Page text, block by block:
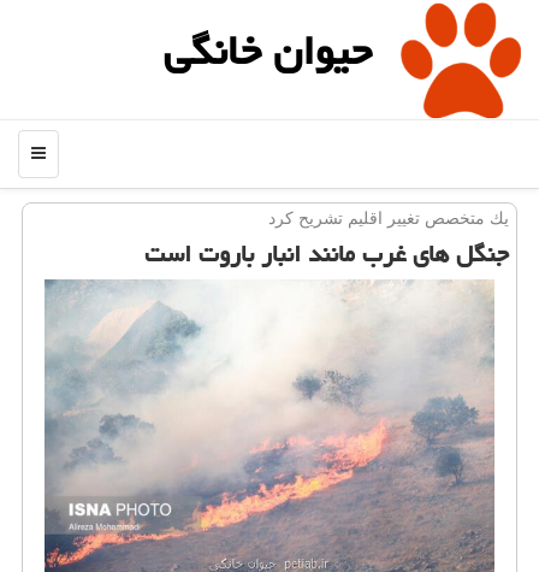
حیوان خانگی
منو
یك متخصص تغییر اقلیم تشریح كرد
جنگل های غرب مانند انبار باروت است